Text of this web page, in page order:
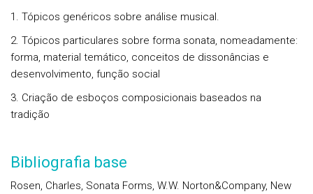
1. Tópicos genéricos sobre análise musical.
2. Tópicos particulares sobre forma sonata, nomeadamente:
forma, material temático, conceitos de dissonâncias e
desenvolvimento, função social
3. Criação de esboços composicionais baseados na
tradição
Bibliografia base
Rosen, Charles, Sonata Forms, W.W. Norton&Company, New